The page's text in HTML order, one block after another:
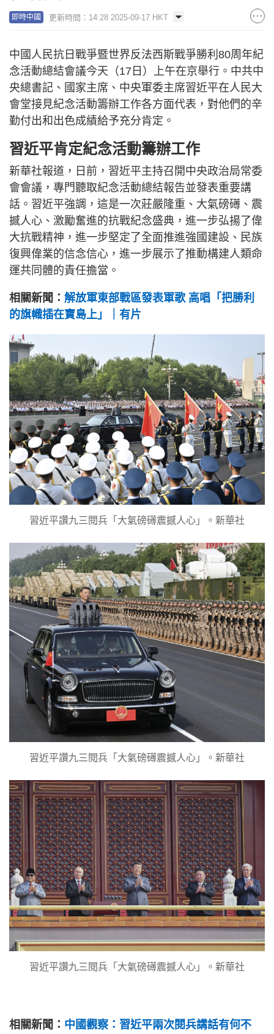
即時中國 更新時間：14:28 2025-09-17 HKT
中國人民抗日戰爭暨世界反法西斯戰爭勝利80周年紀
念活動總結會議今天（17日）上午在京舉行。中共中
央總書記、國家主席、中央軍委主席習近平在人民大
會堂接見紀念活動籌辦工作各方面代表，對他們的辛
勤付出和出色成績給予充分肯定。
習近平肯定紀念活動籌辦工作
新華社報道，日前，習近平主持召開中央政治局常委
會會議，專門聽取紀念活動總結報告並發表重要講
話。習近平強調，這是一次莊嚴隆重、大氣磅礡、震
撼人心、激勵奮進的抗戰紀念盛典，進一步弘揚了偉
大抗戰精神，進一步堅定了全面推進強國建設、民族
復興偉業的信念信心，進一步展示了推動構建人類命
運共同體的責任擔當。
相關新聞： 解放軍東部戰區發表軍歌 高唱「把勝利
的旗幟插在寶島上」｜有片
習近平讚九三閱兵「大氣磅礡震撼人心」。新華社
習近平讚九三閱兵「大氣磅礡震撼人心」。新華社
習近平讚九三閱兵「大氣磅礡震撼人心」。新華社
相關新聞： 中國觀察：習近平兩次閱兵講話有何不